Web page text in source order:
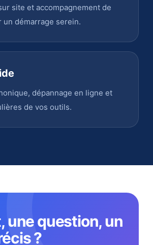
site et accompagnement de
un démarrage serein.
dépannage en ligne et
de vos outils.
une question, un
?